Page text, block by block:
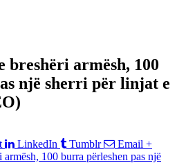
breshëri armësh, 100
një sherri për linjat e
LinkedIn Tumblr Email +